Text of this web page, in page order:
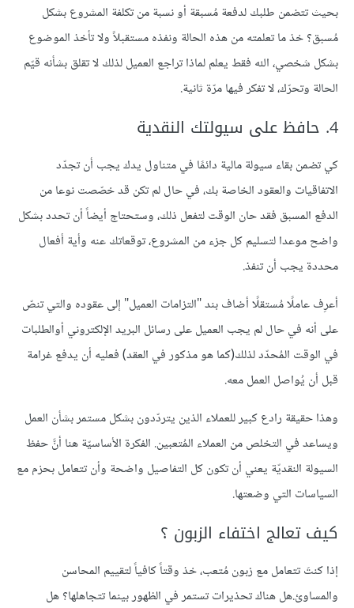
بحيث تتضمن طلبك لدفعة مُسبقة أو نسبة من تكلفة المشروع بشكل
مُسبق؟ خذ ما تعلمته من هذه الحالة ونفذه مستقبلاً ولا تأخذ الموضوع
بشكل شخصي، الله فقط يعلم لماذا تراجع العميل لذلك لا تقلق بشأنه قيّم
الحالة وتحرّك، لا تفكر فيها مرّة ثانية.
4. حافظ على سيولتك النقدية
كي تضمن بقاء سيولة مالية دائمًا في متناول يدك يجب أن تجدّد
الاتفاقيات والعقود الخاصة بك، في حال لم تكن قد خصّصت نوعا من
الدفع المسبق فقد حان الوقت لتفعل ذلك، وستحتاج أيضاً أن تحدد بشكل
واضح موعدا لتسليم كل جزء من المشروع، توقعاتك عنه وأية أفعال
محددة يجب أن تنفذ.
أعرِف عاملًا مُستقلًا أضاف بند "التزامات العميل" إلى عقوده والتي تنصّ
على أنه في حال لم يجب العميل على رسائل البريد الإلكتروني أوالطلبات
في الوقت المُحدّد لذلك(كما هو مذكور في العقد) فعليه أن يدفع غرامة
قبل أن يُواصل العمل معه.
وهذا حقيقة رادع كبير للعملاء الذين يتردّدون بشكل مستمر بشأن العمل
ويساعد في التخلص من العملاء المُتعبين. الفكرة الأساسيّة هنا أنَّ حفظ
السيولة النقديّة يعني أن تكون كل التفاصيل واضحة وأن تتعامل بحزم مع
السياسات التي وضعتها.
كيف تعالج اختفاء الزبون ؟
إذا كنتَ تتعامل مع زبون مُتعب، خذ وقتاً كافياً لتقييم المحاسن
والمساوئ.هل هناك تحذيرات تستمر في الظهور بينما تتجاهلها؟ هل